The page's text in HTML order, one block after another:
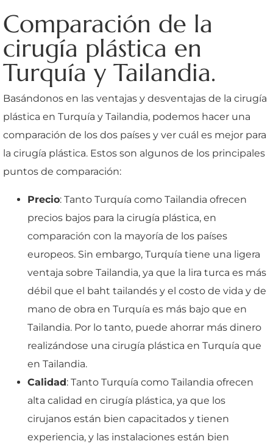
Comparación de la
cirugía plástica en
Turquía y Tailandia.
Basándonos en las ventajas y desventajas de la cirugía
plástica en Turquía y Tailandia, podemos hacer una
comparación de los dos países y ver cuál es mejor para
la cirugía plástica. Estos son algunos de los principales
puntos de comparación:
Precio: Tanto Turquía como Tailandia ofrecen
precios bajos para la cirugía plástica, en
comparación con la mayoría de los países
europeos. Sin embargo, Turquía tiene una ligera
ventaja sobre Tailandia, ya que la lira turca es más
débil que el baht tailandés y el costo de vida y de
mano de obra en Turquía es más bajo que en
Tailandia. Por lo tanto, puede ahorrar más dinero
realizándose una cirugía plástica en Turquía que
en Tailandia.
Calidad: Tanto Turquía como Tailandia ofrecen
alta calidad en cirugía plástica, ya que los
cirujanos están bien capacitados y tienen
experiencia, y las instalaciones están bien